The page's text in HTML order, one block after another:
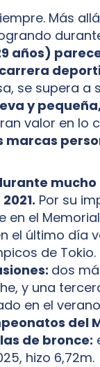
Más
años)
se supera a
y
valor en lo
marcas
Por su
en el
el último día
de Tokio.
dos
y una
en el
del
de bronce:
hizo 6,72m.